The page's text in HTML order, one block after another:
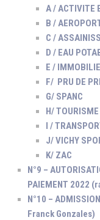
A / ACTIVITE
B /
C /
D / EAU
E /
F/ PRU DE
G/ SPANC
H/ TOURISME
I /
J/ VICHY
K/ ZAC
N°9 –
PAIEMENT 2022
N°10 –
Franck Gonzales)